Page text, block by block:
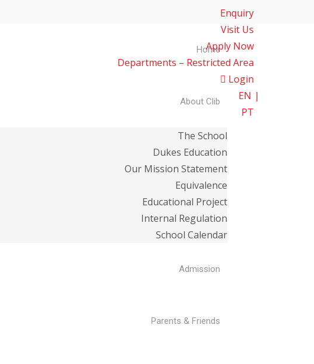
Enquiry
Visit Us
Apply Now
Departments – Restricted Area
Login
EN
PT
Home
About Clib
The School
Dukes Education
Our Mission Statement
Equivalence
Educational Project
Internal Regulation
School Calendar
Admission
Parents & Friends